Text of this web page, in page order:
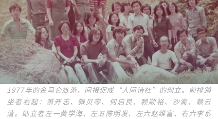
1977年的金马仑旅游，间接促成“人间诗社”的创立。前排蹲
坐者右起：萧开志、飘贝零、何启良、赖顺裕、沙禽、赖云
清。站立者左一黄学海、左五陈明发、左六赵维富、右六李系